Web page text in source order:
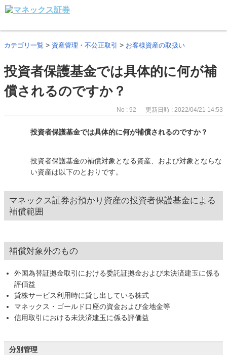
カテゴリ一覧 > 資産管理・不公正取引 > お客様資産の取扱い
投資者保護基金では具体的に何が補
償されるのですか？
No : 92 更新日時 : 2022/04/21 14:53
投資者保護基金では具体的に何が補償されるのですか？
投資者保護基金の補償対象となる資産、および対象とならな
い資産は以下のとおりです。
マネックス証券お預かり資産の投資者保護基金による
補償範囲
補償対象外のもの
外国為替証拠金取引における委託証拠金および未決済建玉に係る
評価益
貸株サービス利用時に貸し出している株式
マネックス・ゴールド口座の資金および金地金等
信用取引における未決済建玉に係る評価益
分別管理